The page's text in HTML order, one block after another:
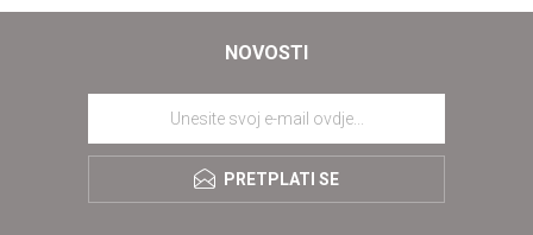
NOVOSTI
PRETPLATI SE